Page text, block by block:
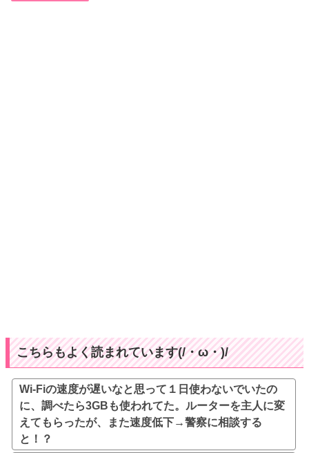
こちらもよく読まれています(/・ω・)/
Wi-Fiの速度が遅いなと思って１日使わないでいたの
に、調べたら3GBも使われてた。ルーターを主人に変
えてもらったが、また速度低下→警察に相談する
と！？